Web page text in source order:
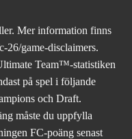
Merinformation finns
26/game-disclaimers.
Team™-statistiken
på spel i följande
och Draft.
måste du uppfylla
FC-poäng senast